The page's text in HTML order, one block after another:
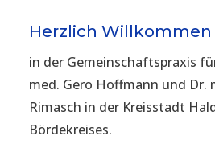
Herzlich Willkommen
in der Gemeinschaftspraxis
med. Gero Hoffmann und Dr.
Rimasch in der Kreisstadt
Bördekreises.